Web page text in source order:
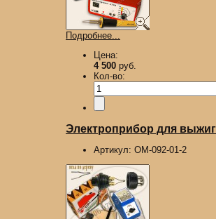
Подробнее...
Цена:
4 500 руб.
Кол-во:
Электроприбор для
Артикул: ОМ-092-01-2